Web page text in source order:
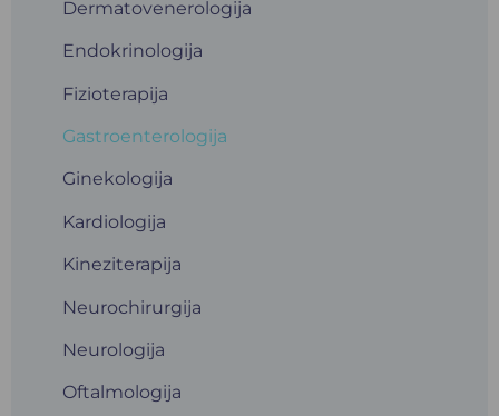
Dermatovenerologija
Endokrinologija
Fizioterapija
Gastroenterologija
Ginekologija
Kardiologija
Kineziterapija
Neurochirurgija
Neurologija
Oftalmologija